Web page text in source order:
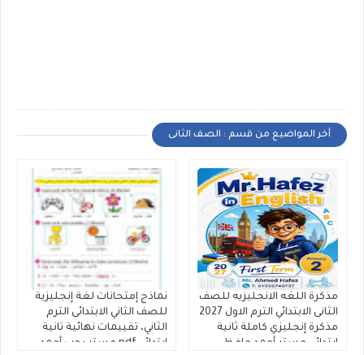
أخر المواضيع من قسم : الصف الثانى
مذكرة اللغه الانجليزيه للصف
الثانى الابتدائي الترم الاول 2027
مذكرة إنجليزي كاملة ثانية
ابتدائى مستر أحمد حافظ
نماذح إمتحانات لغة إنجليزية
للصف الثاني الابتدائى الترم
الثاني، تقييمات نهائية تانية
ابتدائي pdf مستر رجب أحمد